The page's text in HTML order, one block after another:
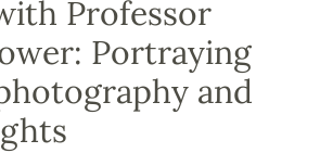
Professor
Portraying
and